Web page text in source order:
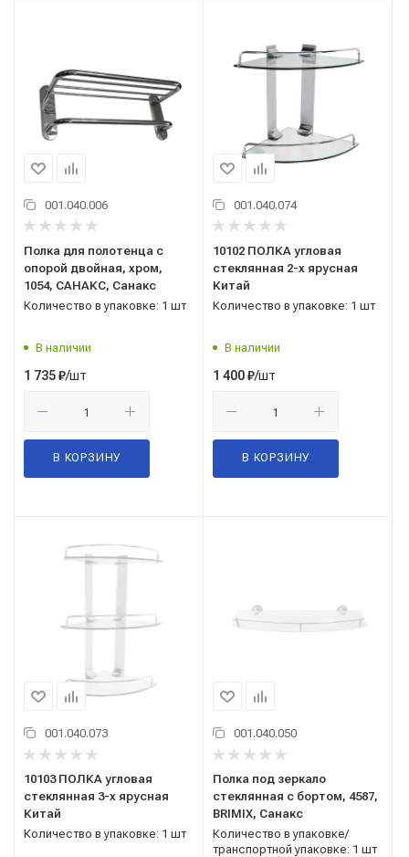
001.040.006
Полка для полотенца с
опорой двойная, хром,
1054, САНАКС, Санакс
Количество в упаковке: 1 шт
В наличии
1 735₽/шт
В КОРЗИНУ
001.040.074
10102 ПОЛКА угловая
стеклянная 2-х ярусная
Китай
Количество в упаковке: 1 шт
В наличии
1 400₽/шт
В КОРЗИНУ
001.040.073
10103 ПОЛКА угловая
стеклянная 3-х ярусная
Китай
Количество в упаковке: 1 шт
001.040.050
Полка под зеркало
стеклянная с бортом, 4587,
BRIMIX, Санакс
Количество в упаковке/
транспортной упаковке: 1 шт